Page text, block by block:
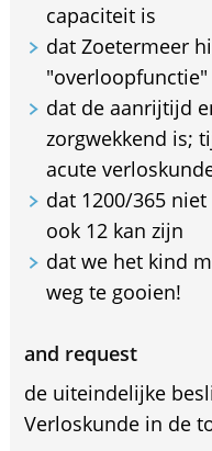
capaciteit is
dat Zoetermeer
dat de aanrijtijd
zorgwekkend is;
acute
dat 1200/365
ook 12 kan zijn
dat we het kind
weg te gooien!
and request
de uiteindelijke
Verloskunde in de